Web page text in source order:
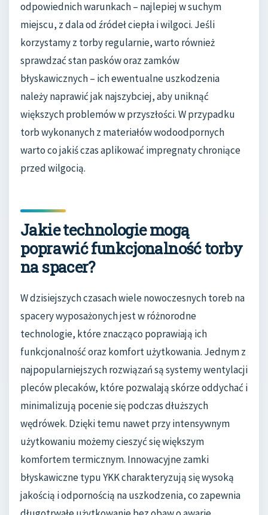
odpowiednich warunkach – najlepiej w suchym
miejscu, z dala od źródeł ciepła i wilgoci. Jeśli
korzystamy z torby regularnie, warto również
sprawdzać stan pasków oraz zamków
błyskawicznych – ich ewentualne uszkodzenia
należy naprawić jak najszybciej, aby uniknąć
większych problemów w przyszłości. W przypadku
torb wykonanych z materiałów wodoodpornych
warto co jakiś czas aplikować impregnaty chroniące
przed wilgocią.
Jakie technologie mogą
poprawić funkcjonalność torby
na spacer?
W dzisiejszych czasach wiele nowoczesnych toreb na
spacery wyposażonych jest w różnorodne
technologie, które znacząco poprawiają ich
funkcjonalność oraz komfort użytkowania. Jednym z
najpopularniejszych rozwiązań są systemy wentylacji
pleców plecaków, które pozwalają skórze oddychać i
minimalizują pocenie się podczas dłuższych
wędrówek. Dzięki temu nawet przy intensywnym
użytkowaniu możemy cieszyć się większym
komfortem termicznym. Innowacyjne zamki
błyskawiczne typu YKK charakteryzują się wysoką
jakością i odpornością na uszkodzenia, co zapewnia